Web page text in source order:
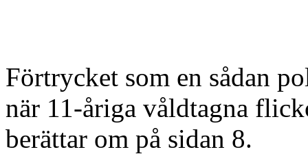
Förtrycket som en sådan
när 11-åriga våldtagna
berättar om på sidan 8.